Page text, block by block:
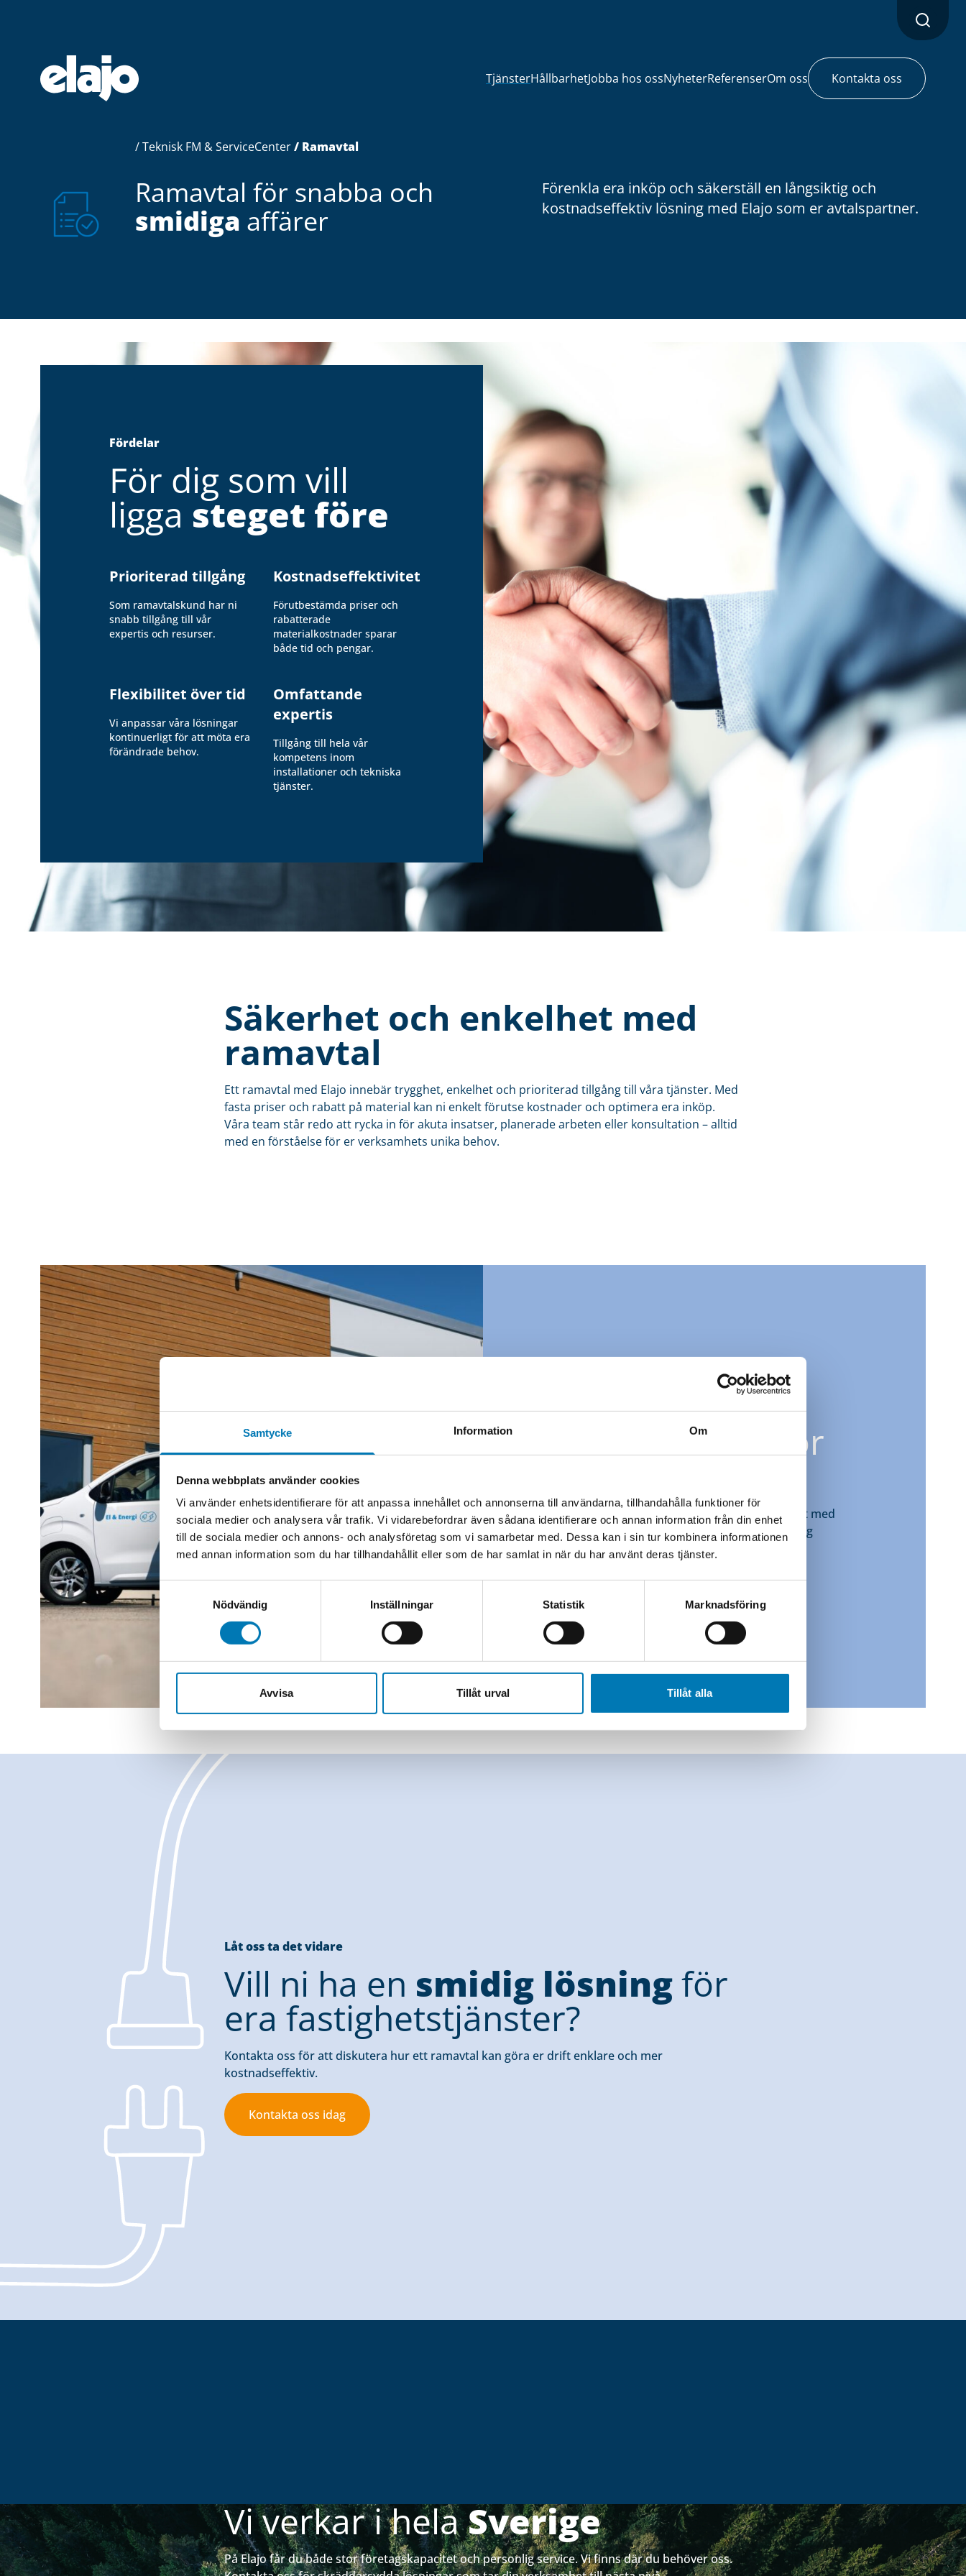
Samtycke Information Om
Denna webbplats använder cookies
Vi använder enhetsidentifierare för att anpassa innehållet och annonserna till användarna, tillhandahålla funktioner för
sociala medier och analysera vår trafik. Vi vidarebefordrar även sådana identifierare och annan information från din enhet
till de sociala medier och annons- och analysföretag som vi samarbetar med. Dessa kan i sin tur kombinera informationen
med annan information som du har tillhandahållit eller som de har samlat in när du har använt deras tjänster.
Samtyckesval
Nödvändig
Inställningar Statistik Marknadsföring
Avvisa Tillåt urval Tillåt alla
TjänsterHållbarhetJobba hos ossNyheterReferenserOm oss Kontakta oss
/Teknisk FM & ServiceCenter/ Ramavtal
Ramavtal för snabba och
smidiga affärer
Förenkla era inköp och säkerställ en långsiktig och
kostnadseffektiv lösning med Elajo som er avtalspartner.
Fördelar
För dig som vill
ligga steget före
Prioriterad tillgång
Som ramavtalskund har ni
snabb tillgång till vår
expertis och resurser.
Kostnadseffektivitet
Förutbestämda priser och
rabatterade
materialkostnader sparar
både tid och pengar.
Flexibilitet över tid
Vi anpassar våra lösningar
kontinuerligt för att möta era
förändrade behov.
Omfattande
expertis
Tillgång till hela vår
kompetens inom
installationer och tekniska
tjänster.
Säkerhet och enkelhet med
ramavtal
Ett ramavtal med Elajo innebär trygghet, enkelhet och prioriterad tillgång till våra tjänster. Med
fasta priser och rabatt på material kan ni enkelt förutse kostnader och optimera era inköp.
Våra team står redo att rycka in för akuta insatser, planerade arbeten eller konsultation – alltid
med en förståelse för er verksamhets unika behov.
Utökade
avtalstjänster för
Upptäck möjligheten att kombinera ramavtalet med
våra underhållsavtal för att maximera långsiktig
driftsäkerhet.
Låt oss ta det vidare
Vill ni ha en smidig lösningför
era fastighetstjänster?
Kontakta oss för att diskutera hur ett ramavtal kan göra er drift enklare och mer
kostnadseffektiv.
Kontakta oss idag
Vi verkar i helaSverige
På Elajo får du både stor företagskapacitet och personlig service. Vi finns där du behöver oss.